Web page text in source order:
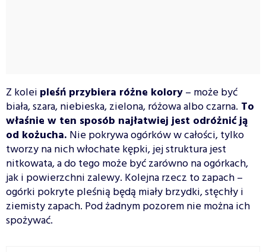
Z kolei pleśń przybiera różne kolory– może być
biała, szara, niebieska, zielona, różowa albo czarna. To
właśnie w ten sposób najłatwiej jest odróżnić ją
od kożucha. Nie pokrywa ogórków w całości, tylko
tworzy na nich włochate kępki, jej struktura jest
nitkowata, a do tego może być zarówno na ogórkach,
jak i powierzchni zalewy. Kolejna rzecz to zapach –
ogórki pokryte pleśnią będą miały brzydki, stęchły i
ziemisty zapach. Pod żadnym pozorem nie można ich
spożywać.